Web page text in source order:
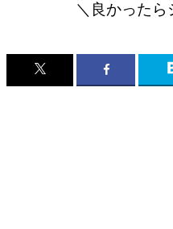
＼良かったら